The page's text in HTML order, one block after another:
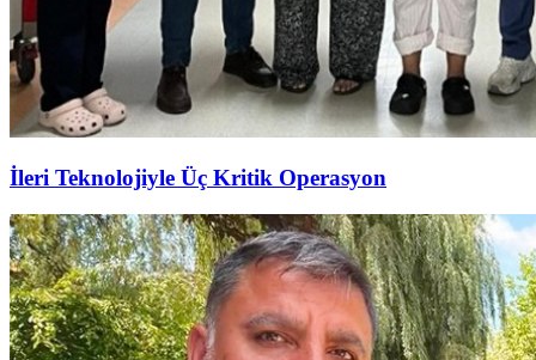
İleri Teknolojiyle Üç Kritik Operasyon